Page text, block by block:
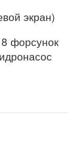
экран)
форсунок